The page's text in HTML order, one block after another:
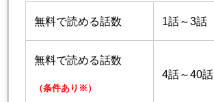
無料で読める話数 1話～3話
無料で読める話数
（条件あり※）
4話～40話